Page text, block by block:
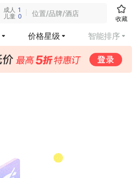
成人 1
儿童 0 位置/品牌/酒店
收藏
价格星级 智能排序